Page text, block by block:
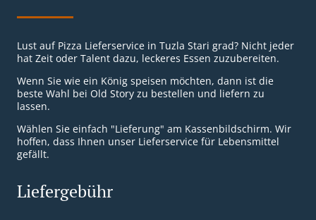
Lust auf Pizza Lieferservice in Tuzla Stari grad? Nicht jeder
hat Zeit oder Talent dazu, leckeres Essen zuzubereiten.
Wenn Sie wie ein König speisen möchten, dann ist die
beste Wahl bei Old Story zu bestellen und liefern zu
lassen.
Wählen Sie einfach "Lieferung" am Kassenbildschirm. Wir
hoffen, dass Ihnen unser Lieferservice für Lebensmittel
gefällt.
Liefergebühr